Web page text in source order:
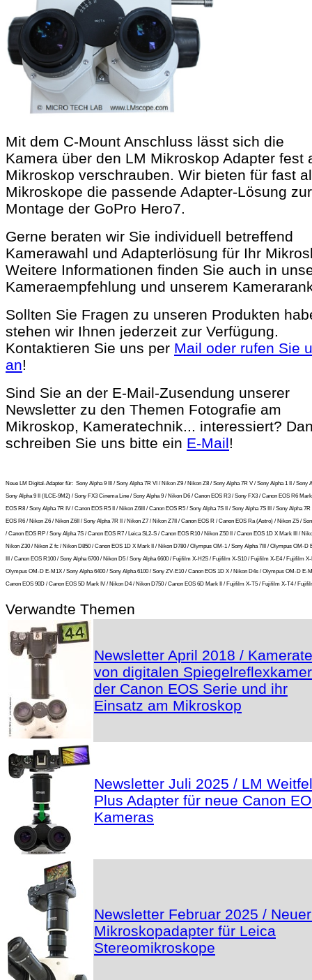
Mit dem C-Mount Anschluss lässt sich die
Kamera über den LM Mikroskop Adapter fest
Mikroskop verschrauben. Wir bieten für fast
Mikroskope die passende Adapter-Lösung zur
Montage der GoPro Hero7.
Gerne beraten wir Sie individuell betreffend
Kamerawahl und Adapterlösung für Ihr
Weitere Informationen finden Sie auch in
Kameraempfehlung und unserem
Sollten Sie Fragen zu unseren Produkten
stehen wir Ihnen jederzeit zur Verfügung.
Kontaktieren Sie uns per Mail oder rufen Sie
an!
Sind Sie an der E-Mail-Zusendung unserer
Newsletter zu den Themen Fotografie am
Mikroskop, Kameratechnik... interessiert?
schreiben Sie uns bitte ein E-Mail!
Neue LM Digital-Adapter für: Sony Alpha 9 III / Sony Alpha 7R VI / Nikon Z9 / Nikon Z8 / Sony Alpha 7R V / Sony Alpha 1 II / Sony
Sony Alpha 9 II (ILCE-9M2) / Sony FX3 Cinema Line / Sony Alpha 9 / Nikon D6 / Canon EOS R3 / Sony FX3 / Canon EOS R6
EOS R8 / Sony Alpha 7R IV / Canon EOS R5 II / Nikon Z6III / Canon EOS R5 / Sony Alpha 7S II / Sony Alpha 7S III / Sony Alpha 7R
EOS R6 / Nikon Z6 / Nikon Z6II / Sony Alpha 7R II / Nikon Z7 / Nikon Z7II / Canon EOS R / Canon EOS Ra (Astro) / Nikon Z5 /
/ Canon EOS RP / Sony Alpha 7S / Canon EOS R7 / Leica SL2-S / Canon EOS R10 / Nikon Z50 II / Canon EOS 1D X Mark III /
Nikon Z30 / Nikon Z fc / Nikon D850 / Canon EOS 1D X Mark II / Nikon D780 / Olympus OM-1 / Sony Alpha 7III / Olympus OM-D
III / Canon EOS R100 / Sony Alpha 6700 / Nikon D5 / Sony Alpha 6600 / Fujifilm X-H2S / Fujifilm X-S10 / Fujifilm X-E4 / Fujifilm
Olympus OM-D E-M1X / Sony Alpha 6400 / Sony Alpha 6100 / Sony ZV-E10 / Canon EOS 1D X / Nikon D4s / Olympus OM-D E-
Canon EOS 90D / Canon EOS 5D Mark IV / Nikon D4 / Nikon D750 / Canon EOS 6D Mark II / Fujifilm X-T5 / Fujifilm X-T4 /
Verwandte Themen
Newsletter April 2018 /
von digitalen
der Canon EOS Serie und ihr
Einsatz am Mikroskop
Newsletter Juli 2025 / LM
Plus Adapter für neue Canon
Kameras
Newsletter Februar 2025 /
Mikroskopadapter für Leica
Stereomikroskope